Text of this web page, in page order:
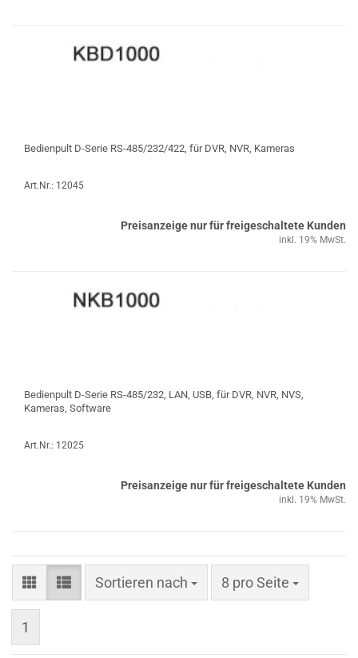
Bedienpult D-Serie RS-485/232/422, für DVR, NVR, Kameras
Art.Nr.: 12045
Preisanzeige nur für freigeschaltete Kunden
inkl. 19% MwSt.
Bedienpult D-Serie RS-485/232, LAN, USB, für DVR, NVR, NVS,
Kameras, Software
Art.Nr.: 12025
Preisanzeige nur für freigeschaltete Kunden
inkl. 19% MwSt.
Sortieren nach
Sortieren nach 8 pro Seite
pro Seite
1